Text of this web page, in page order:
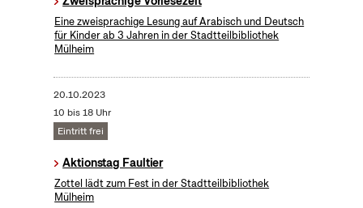
Eine zweisprachige Lesung auf Arabisch und Deutsch
für Kinder ab 3 Jahren in der Stadtteilbibliothek
Mülheim
20.10.2023
10 bis 18 Uhr
Eintritt frei
Aktionstag Faultier
Zottel lädt zum Fest in der Stadtteilbibliothek
Mülheim